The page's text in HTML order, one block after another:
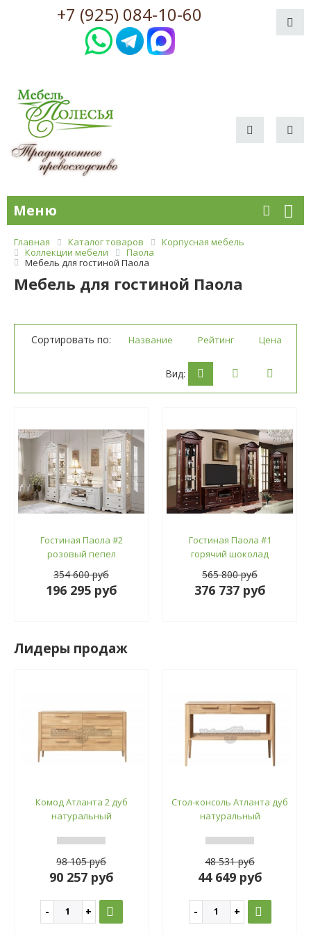
+7 (925) 084-10-60
Меню
Главная Каталог товаров
Корпусная мебель
Коллекции мебели
Паола
Мебель для гостиной Паола
Мебель для гостиной Паола
Сортировать по: Название Рейтинг Цена
Вид:
Гостиная Паола #2
розовый пепел
354 600 руб
196 295 руб
Гостиная Паола #1
горячий шоколад
565 800 руб
376 737 руб
Лидеры продаж
Комод Атланта 2 дуб
натуральный
98 105 руб
90 257 руб
Стол-консоль Атланта дуб
натуральный
48 531 руб
44 649 руб